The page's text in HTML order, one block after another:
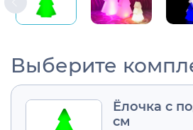
Выберите
Ёлочка с
см